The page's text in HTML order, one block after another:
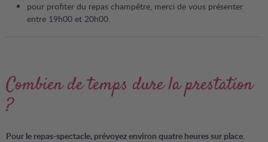
pour profiter du repas champêtre, merci de vous présenter
entre 19h00 et 20h00.
Combien de temps dure la prestation
?
Pour le repas-spectacle, prévoyez environ quatre heures sur place,